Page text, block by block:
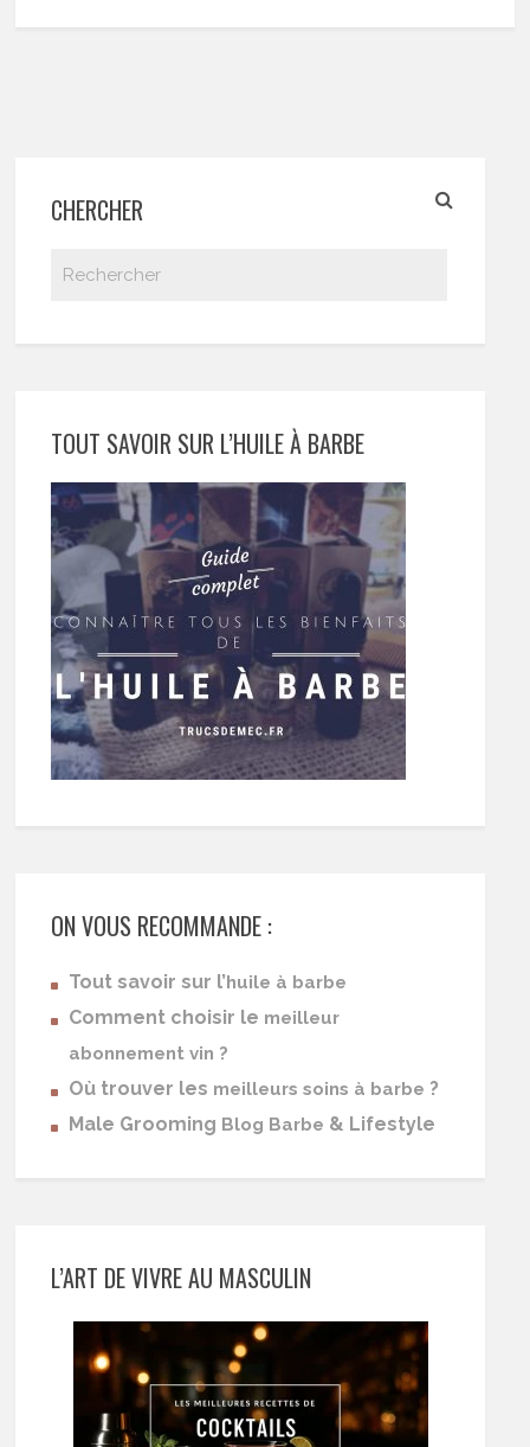
CHERCHER
TOUT SAVOIR SUR L’HUILE À BARBE
ON VOUS RECOMMANDE :
Tout savoir sur l’huile à barbe
Comment choisir le meilleur
abonnement vin ?
Où trouver les meilleurs soins à barbe ?
Male Grooming Blog Barbe & Lifestyle
L’ART DE VIVRE AU MASCULIN